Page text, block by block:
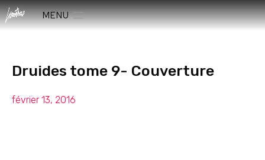
MENU
Druides tome 9- Couverture
février 13, 2016